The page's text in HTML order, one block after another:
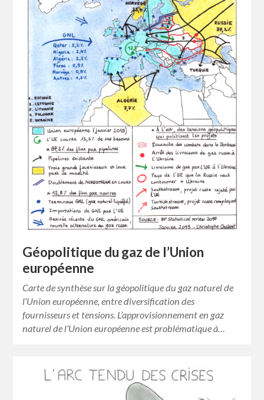
Géopolitique du gaz de l’Union
européenne
Carte de synthèse sur la géopolitique du gaz naturel de
l’Union européenne, entre diversification des
fournisseurs et tensions. L’approvisionnement en gaz
naturel de l’Union européenne est problématique à…